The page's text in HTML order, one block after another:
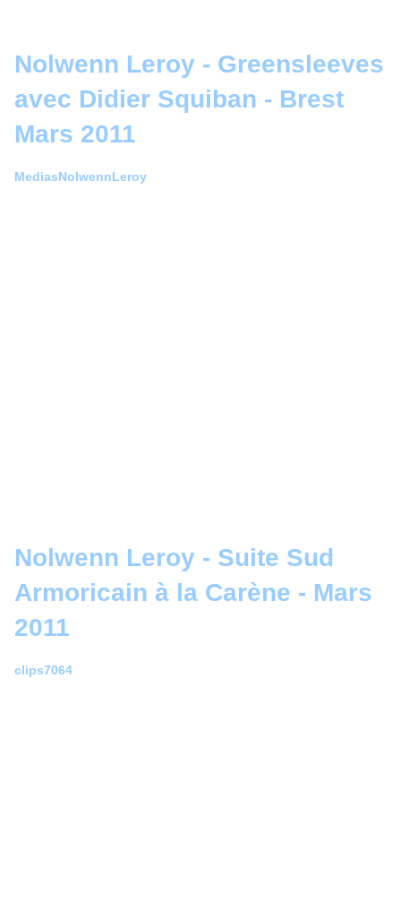
Nolwenn Leroy - Greensleeves
avec Didier Squiban - Brest
Mars 2011
MediasNolwennLeroy
Nolwenn Leroy - Suite Sud
Armoricain à la Carène - Mars
2011
clips7064